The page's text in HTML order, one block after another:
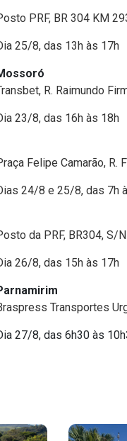
PRF, BR 304 KM
25/8, das 13h às 17h
R. Raimundo
23/8, das 16h às 18h
Felipe Camarão, R.
24/8 e 25/8, das 7h
da PRF, BR304, S/N
26/8, das 15h às 17h
Transportes
27/8, das 6h30 às